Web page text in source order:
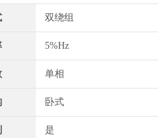
双绕组
5%Hz
单相
卧式
是